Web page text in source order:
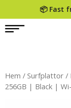
📦 Fast
Hem / Surfplattor /
256GB | Black |